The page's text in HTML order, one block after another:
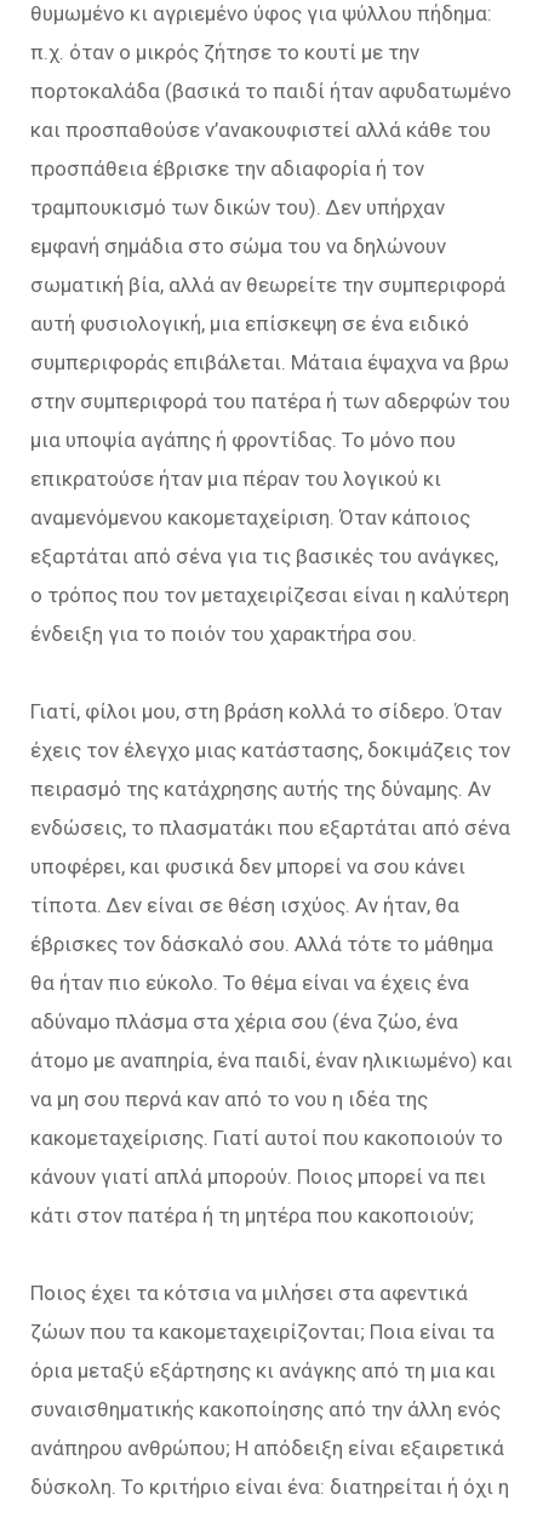
θυμωμένο κι αγριεμένο ύφος για ψύλλου πήδημα:
π.χ. όταν ο μικρός ζήτησε το κουτί με την
πορτοκαλάδα (βασικά το παιδί ήταν αφυδατωμένο
και προσπαθούσε ν’ανακουφιστεί αλλά κάθε του
προσπάθεια έβρισκε την αδιαφορία ή τον
τραμπουκισμό των δικών του). Δεν υπήρχαν
εμφανή σημάδια στο σώμα του να δηλώνουν
σωματική βία, αλλά αν θεωρείτε την συμπεριφορά
αυτή φυσιολογική, μια επίσκεψη σε ένα ειδικό
συμπεριφοράς επιβάλεται. Μάταια έψαχνα να βρω
στην συμπεριφορά του πατέρα ή των αδερφών του
μια υποψία αγάπης ή φροντίδας. Το μόνο που
επικρατούσε ήταν μια πέραν του λογικού κι
αναμενόμενου κακομεταχείριση. Όταν κάποιος
εξαρτάται από σένα για τις βασικές του ανάγκες,
ο τρόπος που τον μεταχειρίζεσαι είναι η καλύτερη
ένδειξη για το ποιόν του χαρακτήρα σου.
Γιατί, φίλοι μου, στη βράση κολλά το σίδερο. Όταν
έχεις τον έλεγχο μιας κατάστασης, δοκιμάζεις τον
πειρασμό της κατάχρησης αυτής της δύναμης. Αν
ενδώσεις, το πλασματάκι που εξαρτάται από σένα
υποφέρει, και φυσικά δεν μπορεί να σου κάνει
τίποτα. Δεν είναι σε θέση ισχύος. Αν ήταν, θα
έβρισκες τον δάσκαλό σου. Αλλά τότε το μάθημα
θα ήταν πιο εύκολο. Το θέμα είναι να έχεις ένα
αδύναμο πλάσμα στα χέρια σου (ένα ζώο, ένα
άτομο με αναπηρία, ένα παιδί, έναν ηλικιωμένο) και
να μη σου περνά καν από το νου η ιδέα της
κακομεταχείρισης. Γιατί αυτοί που κακοποιούν το
κάνουν γιατί απλά μπορούν. Ποιος μπορεί να πει
κάτι στον πατέρα ή τη μητέρα που κακοποιούν;
Ποιος έχει τα κότσια να μιλήσει στα αφεντικά
ζώων που τα κακομεταχειρίζονται; Ποια είναι τα
όρια μεταξύ εξάρτησης κι ανάγκης από τη μια και
συναισθηματικής κακοποίησης από την άλλη ενός
ανάπηρου ανθρώπου; Η απόδειξη είναι εξαιρετικά
δύσκολη. Το κριτήριο είναι ένα: διατηρείται ή όχι η